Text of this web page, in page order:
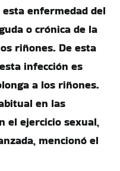
enfermedad del
o crónica de la
riñones. De esta
infección es
a los riñones.
en las
el ejercicio sexual,
mencionó el